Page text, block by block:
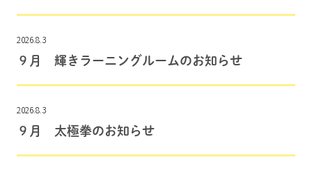
2026.8.3
９月 輝きラーニングルームのお知らせ
2026.8.3
９月 太極拳のお知らせ